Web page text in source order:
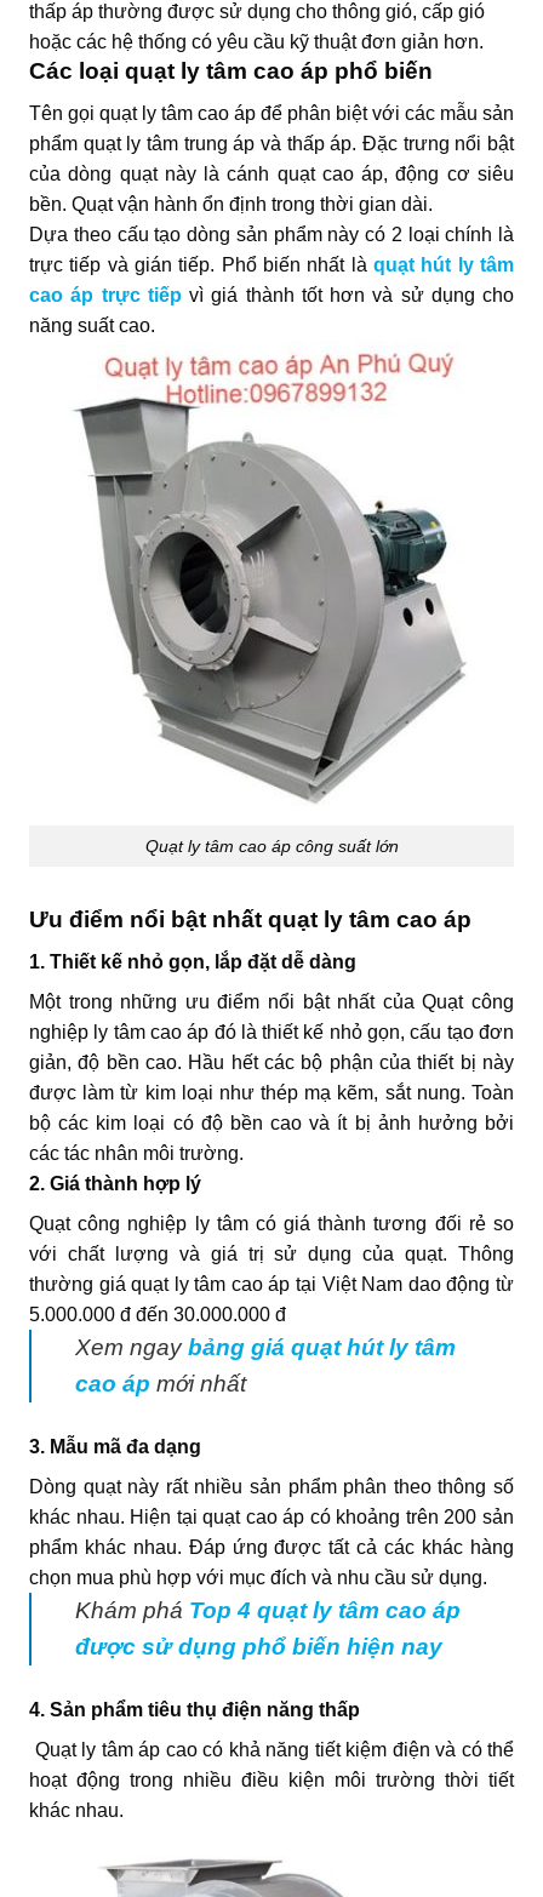
thấp áp thường được sử dụng cho thông gió, cấp gió
hoặc các hệ thống có yêu cầu kỹ thuật đơn giản hơn.
Các loại quạt ly tâm cao áp phổ biến
Tên gọi quạt ly tâm cao áp để phân biệt với các mẫu sản
phẩm quạt ly tâm trung áp và thấp áp. Đặc trưng nổi bật
của dòng quạt này là cánh quạt cao áp, động cơ siêu
bền. Quạt vận hành ổn định trong thời gian dài.
Dựa theo cấu tạo dòng sản phẩm này có 2 loại chính là
trực tiếp và gián tiếp. Phổ biến nhất là quạt hút ly tâm
cao áp trực tiếpvì giá thành tốt hơn và sử dụng cho
năng suất cao.
Quạt ly tâm cao áp công suất lớn
Ưu điểm nổi bật nhất quạt ly tâm cao áp
1. Thiết kế nhỏ gọn, lắp đặt dễ dàng
Một trong những ưu điểm nổi bật nhất của Quạt công
nghiệp ly tâm cao áp đó là thiết kế nhỏ gọn, cấu tạo đơn
giản, độ bền cao. Hầu hết các bộ phận của thiết bị này
được làm từ kim loại như thép mạ kẽm, sắt nung. Toàn
bộ các kim loại có độ bền cao và ít bị ảnh hưởng bởi
các tác nhân môi trường.
2. Giá thành hợp lý
Quạt công nghiệp ly tâm có giá thành tương đối rẻ so
với chất lượng và giá trị sử dụng của quạt. Thông
thường giá quạt ly tâm cao áp tại Việt Nam dao động từ
5.000.000 đ đến 30.000.000 đ
Xem ngaybảng giá quạt hút ly tâm
cao áp mới nhất
3. Mẫu mã đa dạng
Dòng quạt này rất nhiều sản phẩm phân theo thông số
khác nhau. Hiện tại quạt cao áp có khoảng trên 200 sản
phẩm khác nhau. Đáp ứng được tất cả các khác hàng
chọn mua phù hợp với mục đích và nhu cầu sử dụng.
Khám phá Top 4 quạt ly tâm cao áp
được sử dụng phổ biến hiện nay
4. Sản phẩm tiêu thụ điện năng thấp
Quạt ly tâm áp cao có khả năng tiết kiệm điện và có thể
hoạt động trong nhiều điều kiện môi trường thời tiết
khác nhau.